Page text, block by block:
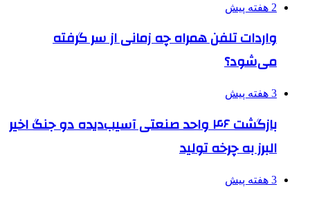
2 هفته پیش
واردات تلفن همراه چه زمانی از سر گرفته
می‌شود؟
3 هفته پیش
بازگشت ۴۶ واحد صنعتی آسیب‌دیده دو جنگ اخیر
البرز به چرخه تولید
3 هفته پیش